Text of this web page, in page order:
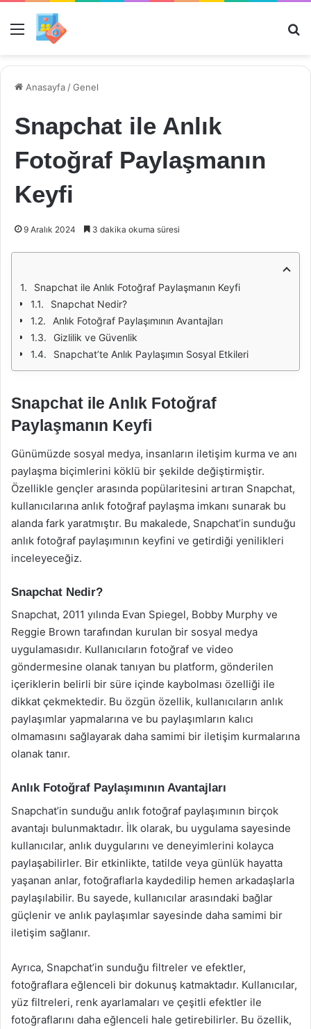
Menü
Anasayfa /Genel
Snapchat ile Anlık
Fotoğraf Paylaşmanın
Keyfi
9 Aralık 2024 3 dakika okuma süresi
Snapchat ile Anlık Fotoğraf Paylaşmanın Keyfi
Snapchat Nedir?
Anlık Fotoğraf Paylaşımının Avantajları
Gizlilik ve Güvenlik
Snapchat’te Anlık Paylaşımın Sosyal Etkileri
Snapchat ile Anlık Fotoğraf
Paylaşmanın Keyfi
Günümüzde sosyal medya, insanların iletişim kurma ve anı
paylaşma biçimlerini köklü bir şekilde değiştirmiştir.
Özellikle gençler arasında popülaritesini artıran Snapchat,
kullanıcılarına anlık fotoğraf paylaşma imkanı sunarak bu
alanda fark yaratmıştır. Bu makalede, Snapchat’in sunduğu
anlık fotoğraf paylaşımının keyfini ve getirdiği yenilikleri
inceleyeceğiz.
Snapchat Nedir?
Snapchat, 2011 yılında Evan Spiegel, Bobby Murphy ve
Reggie Brown tarafından kurulan bir sosyal medya
uygulamasıdır. Kullanıcıların fotoğraf ve video
göndermesine olanak tanıyan bu platform, gönderilen
içeriklerin belirli bir süre içinde kaybolması özelliği ile
dikkat çekmektedir. Bu özgün özellik, kullanıcıların anlık
paylaşımlar yapmalarına ve bu paylaşımların kalıcı
olmamasını sağlayarak daha samimi bir iletişim kurmalarına
olanak tanır.
Anlık Fotoğraf Paylaşımının Avantajları
Snapchat’in sunduğu anlık fotoğraf paylaşımının birçok
avantajı bulunmaktadır. İlk olarak, bu uygulama sayesinde
kullanıcılar, anlık duygularını ve deneyimlerini kolayca
paylaşabilirler. Bir etkinlikte, tatilde veya günlük hayatta
yaşanan anlar, fotoğraflarla kaydedilip hemen arkadaşlarla
paylaşılabilir. Bu sayede, kullanıcılar arasındaki bağlar
güçlenir ve anlık paylaşımlar sayesinde daha samimi bir
iletişim sağlanır.
Ayrıca, Snapchat’in sunduğu filtreler ve efektler,
fotoğraflara eğlenceli bir dokunuş katmaktadır. Kullanıcılar,
yüz filtreleri, renk ayarlamaları ve çeşitli efektler ile
fotoğraflarını daha eğlenceli hale getirebilirler. Bu özellik,